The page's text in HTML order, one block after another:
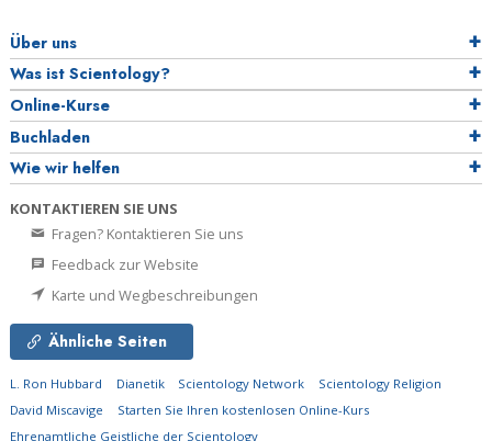
Über uns
Was ist Scientology?
Online-Kurse
Buchladen
Wie wir helfen
KONTAKTIEREN SIE UNS
Fragen? Kontaktieren Sie uns
Feedback zur Website
Karte und Wegbeschreibungen
Ähnliche Seiten
L. Ron Hubbard Dianetik Scientology Network
Scientology Religion
David Miscavige
Starten Sie Ihren kostenlosen Online-Kurs
Ehrenamtliche Geistliche der Scientology